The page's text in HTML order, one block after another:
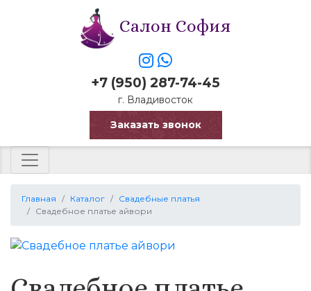
Салон София
+7 (950) 287-74-45
г. Владивосток
Заказать звонок
Главная Каталог
Свадебные платья
Свадебное платье айвори